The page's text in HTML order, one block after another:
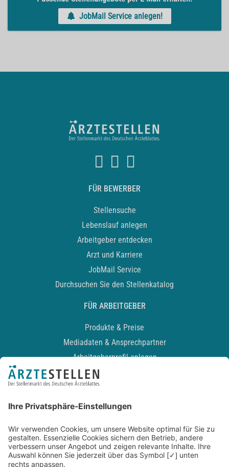
JobMail Service anlegen!
FÜR BEWERBER
Stellensuche
Lebenslauf anlegen
Arbeitgeber entdecken
Arzt und Karriere
JobMail Service
Durchsuchen Sie den Stellenkatalog
FÜR ARBEITGEBER
Produkte & Preise
Mediadaten & Ansprechpartner
Arbeitgeberprofil anlegen
Recruiting-Podcast
Kontakt
Datenschutz
Newsletter